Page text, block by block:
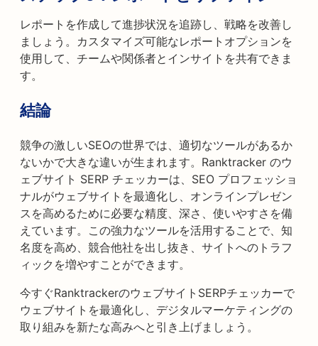
レポートを作成して進捗状況を追跡し、戦略を改善し
ましょう。カスタマイズ可能なレポートオプションを
使用して、チームや関係者とインサイトを共有できま
す。
結論
競争の激しいSEOの世界では、適切なツールがあるか
ないかで大きな違いが生まれます。Ranktracker のウ
ェブサイト SERP チェッカーは、SEO プロフェッショ
ナルがウェブサイトを最適化し、オンラインプレゼン
スを高めるために必要な精度、深さ、使いやすさを備
えています。この強力なツールを活用することで、知
名度を高め、競合他社を出し抜き、サイトへのトラフ
ィックを増やすことができます。
今すぐRanktrackerのウェブサイトSERPチェッカーで
ウェブサイトを最適化し、デジタルマーケティングの
取り組みを新たな高みへと引き上げましょう。